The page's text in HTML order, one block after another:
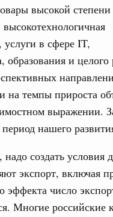
высокой степени
услуги в сфере IT,
образования и целого
на темпы прироста
выражении.
нашего
создать условия
экспорт, включая
эффекта число
Многие российские
р. В соответствии с
кооперация и экспорт».
которой
порядке. Принятое
2017, четверг
«Экспорт продукции
и создания